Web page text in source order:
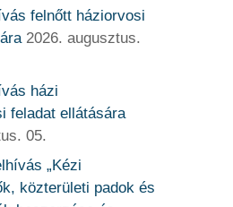
felnőtt háziorvosi
2026. augusztus.
házi
feladat ellátására
05.
„Kézi
közterületi padok és